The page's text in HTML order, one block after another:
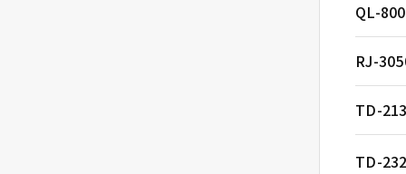
QL-
RJ-
TD-
TD-